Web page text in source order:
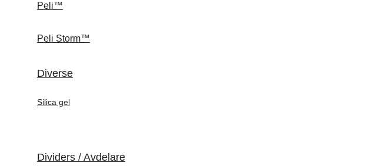
Peli™
Peli Storm™
Diverse
Silica gel
Dividers / Avdelare